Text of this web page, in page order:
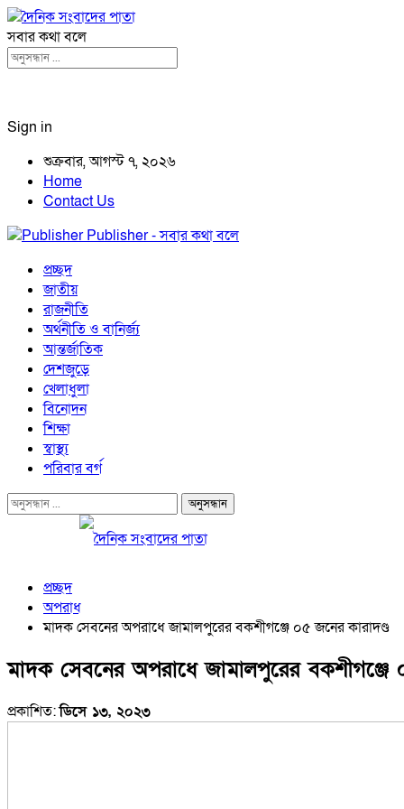
সবার কথা বলে
Sign in
শুক্রবার, আগস্ট ৭, ২০২৬
Home
Contact Us
Publisher - সবার কথা বলে
প্রচ্ছদ
জাতীয়
রাজনীতি
অর্থনীতি ও বানির্জ্য
আন্তর্জাতিক
দেশজুড়ে
খেলাধুলা
বিনোদন
শিক্ষা
স্বাস্থ্য
পরিবার বর্গ
প্রচ্ছদ
অপরাধ
মাদক সেবনের অপরাধে জামালপুরের বকশীগঞ্জে ০৫ জনের কারাদণ্ড
মাদক সেবনের অপরাধে জামালপুরের বকশীগঞ্জে
প্রকাশিত:ডিসে ১৩, ২০২৩